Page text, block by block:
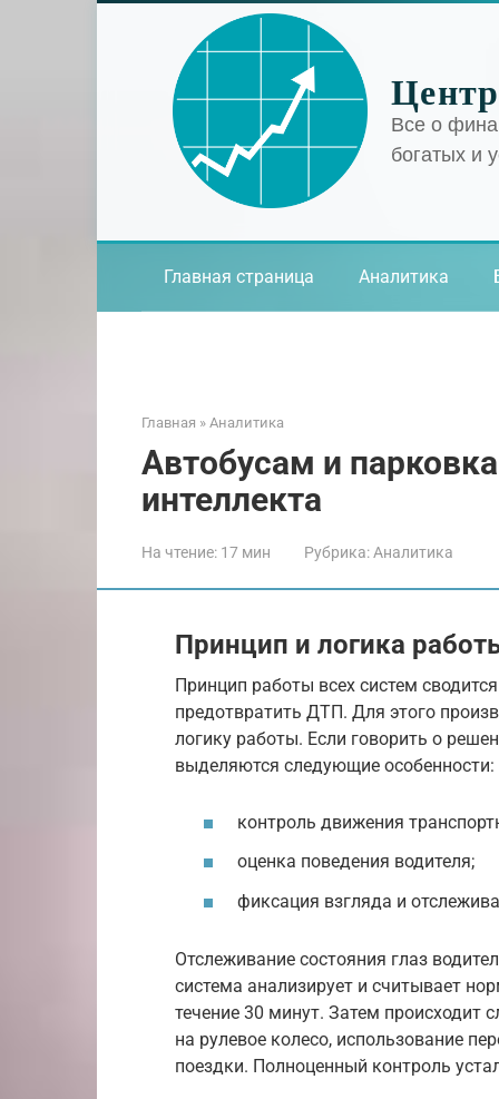
Все о
богатых и
Главная страница Аналитика
Главная » Аналитика
Автобусам и
интеллекта
На чтение: 17 мин Рубрика: Аналитика
Принцип и логика
Принцип работы всех систем
предотвратить ДТП. Для этого
логику работы. Если говорить о
выделяются следующие особенности:
контроль движения
оценка поведения водителя;
фиксация взгляда и
Отслеживание состояния глаз
система анализирует и считывает
течение 30 минут. Затем происходит
на рулевое колесо, использование
поездки. Полноценный контроль